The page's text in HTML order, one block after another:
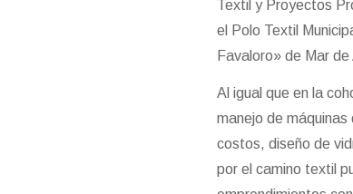
Textil y Proyectos
el Polo Textil
Favaloro» de Mar de
Al igual que en la
manejo de
costos, diseño de
por el camino textil